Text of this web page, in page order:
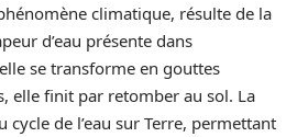
climatique, résulte de la
d’eau présente dans
se transforme en gouttes
elle finit par retomber au sol. La
cycle de l’eau sur Terre, permettant